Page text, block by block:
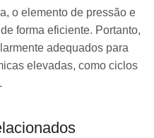
o elemento de pressão e
forma eficiente. Portanto,
adequados para
elevadas, como ciclos